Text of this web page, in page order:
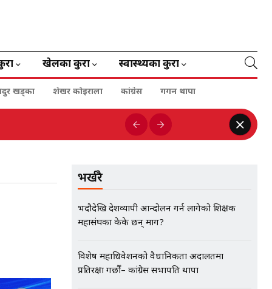
खेलका कुरा स्वास्थ्यका कुरा
खड्का शेखर कोइराला कांग्रेस गगन थापा
भर्खरै
भदौदेखि देशव्यापी आन्दोलन गर्न लागेको शिक्षक
महासंघका केके छन् माग?
विशेष महाधिवेशनको वैधानिकता अदालतमा
प्रतिरक्षा गर्छौं– कांग्रेस सभापति थापा